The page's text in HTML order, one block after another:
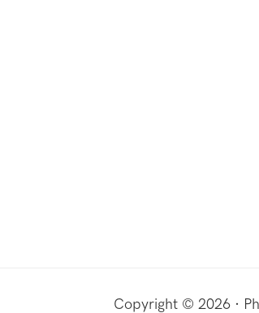
Copyright © 2026 ·